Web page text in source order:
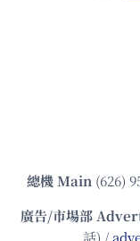
總機Main (626)
廣告/市場部